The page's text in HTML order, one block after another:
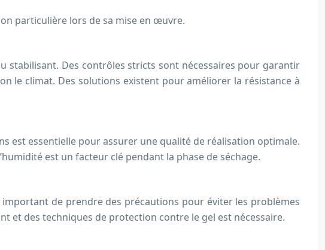
particulière lors de sa mise en œuvre.
stabilisant. Des contrôles stricts sont nécessaires pour garantir
le climat. Des solutions existent pour améliorer la résistance à
est essentielle pour assurer une qualité de réalisation optimale.
est un facteur clé pendant la phase de séchage.
de prendre des précautions pour éviter les problèmes
et des techniques de protection contre le gel est nécessaire.